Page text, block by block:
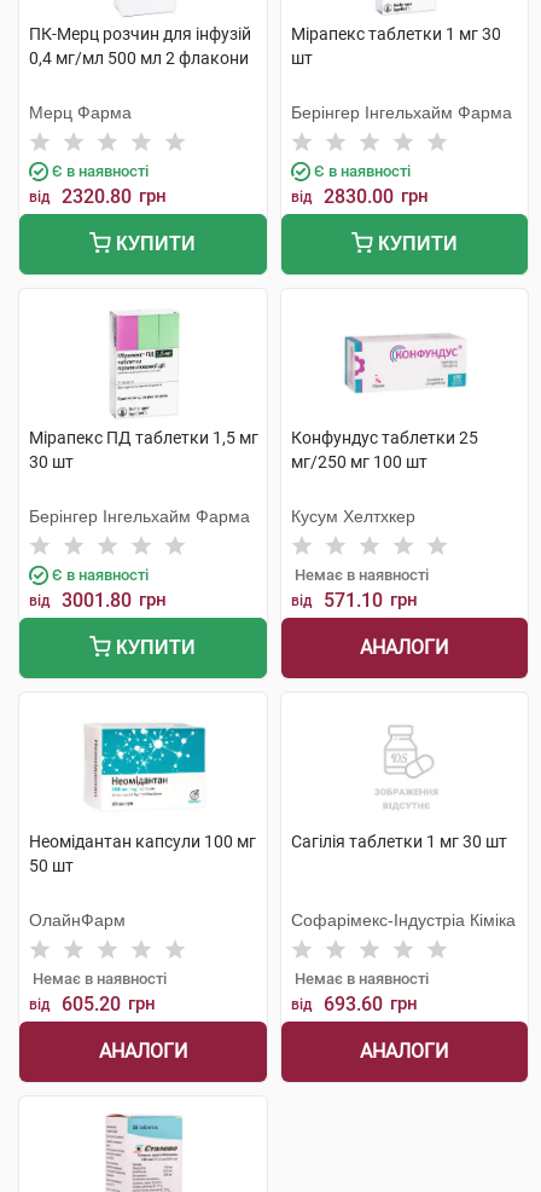
ПК-Мерц розчин для інфузій
0,4 мг/мл 500 мл 2 флакони
Мерц Фарма
Є в наявності
від 2320.80 грн
КУПИТИ
Мірапекс таблетки 1 мг 30
шт
Берінгер Інгельхайм Фарма
Є в наявності
від 2830.00 грн
КУПИТИ
Мірапекс ПД таблетки 1,5 мг
30 шт
Берінгер Інгельхайм Фарма
Є в наявності
від 3001.80 грн
КУПИТИ
Конфундус таблетки 25
мг/250 мг 100 шт
Кусум Хелтхкер
Немає в наявності
від 571.10 грн
АНАЛОГИ
Неомідантан капсули 100 мг
50 шт
ОлайнФарм
Немає в наявності
від 605.20 грн
АНАЛОГИ
Сагілія таблетки 1 мг 30 шт
Софарімекс-Індустріа Кіміка
Немає в наявності
від 693.60 грн
АНАЛОГИ